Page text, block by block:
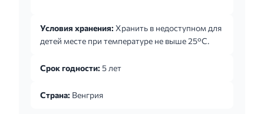
таблетки. Максимальная суточная доза
нифедипина не должна превышать 120 мг.
приема с 12-часовыми интервалами. У
препарат применяют с осторожностью под
Условия хранения: Хранить в недоступном для
детей месте при температуре не выше 25°С.
Срок годности: 5 лет
Страна: Венгрия